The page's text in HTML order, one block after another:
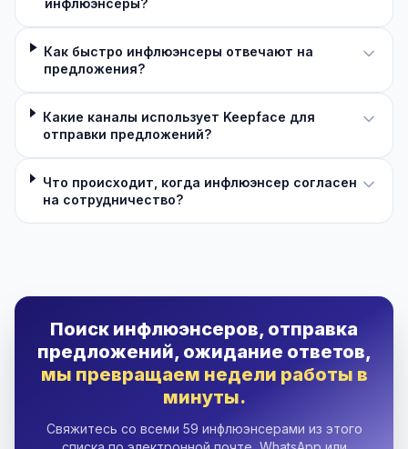
инфлюэнсеры?
Как быстро инфлюэнсеры отвечают на
предложения?
Какие каналы использует Keepface для
отправки предложений?
Что происходит, когда инфлюэнсер согласен
на сотрудничество?
Поиск инфлюэнсеров, отправка
предложений, ожидание ответов,
мы превращаем недели работы в
минуты.
Свяжитесь со всеми 59 инфлюэнсерами из этого